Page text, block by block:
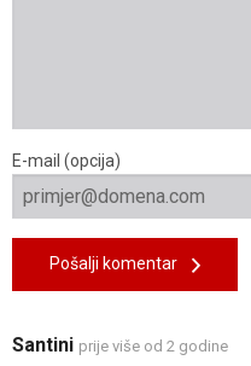
E-mail (opcija)
Pošalji komentar
Santini prije više od 2 godine